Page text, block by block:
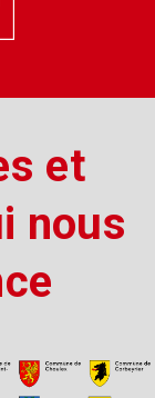
et
nous